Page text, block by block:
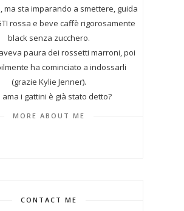
ma sta imparando a smettere, guida
rossa e beve caffè rigorosamente
black senza zucchero.
paura dei rossetti marroni, poi
ha cominciato a indossarli
(grazie Kylie Jenner).
ama i gattini è già stato detto?
MORE ABOUT ME
CONTACT ME